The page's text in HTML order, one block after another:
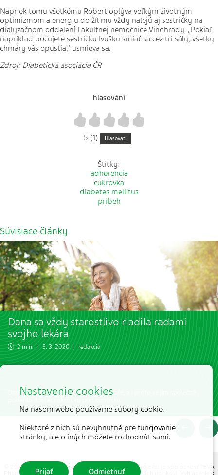
Napriek tomu všetkému Róbert oplýva veľkým životným
optimizmom a energiu do žíl mu vždy nalejú aj sestričky na
dialyzačnom oddelení Fakultnej nemocnice Vinohrady. „Pokiaľ
napríklad počujete sestričku Ivušku smiať sa cez tri sály, všetky
chmáry vás opustia,“ usmieva sa.
Zdroj: Diabetická asociácia ČR
hlasování
4
3
2
1
5 (1) Hlasovat!
Štítky:
adherencia
cukrovka
diabetes mellitus
príbeh
Súvisiace články
Dana sa vždy starostlivo riadila radami
svojho lekára
2 min. | 3. 3. 2020 | redakcia
Dana se vždy pečlivě řídila radami lékaře, a i proto se jim společně
© 2026 MEDICAL TRIBUNE CZ, s.r.o. |Partnerom projektu je spoločnosť TEVA
Pharmaceuticals Slovakia, s.r.o.|Hlásenie nežiaducich účinkov Vyhlásenie k
Nastavenie cookies
Na našom webe používame súbory cookie.
Niektoré z nich sú nevyhnutné pre fungovanie
stránky, ale o iných môžete rozhodnúť sami.
Prijať Odmietnuť